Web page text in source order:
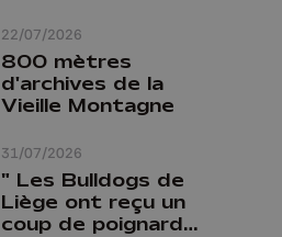
22/07/2026
cyclo-piétonnes
Avroy et
Guillemins...
31/07/2026
800 mètres
d'archives de la
Vieille Montagne
" Les Bulldogs de
Liège ont reçu un
coup de poignard